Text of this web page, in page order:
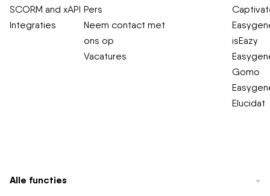
SCORM and xAPI
Integraties
Pers
Neem contact met
ons op
Vacatures
isEazy
Gomo
Elucidat
Alle functies